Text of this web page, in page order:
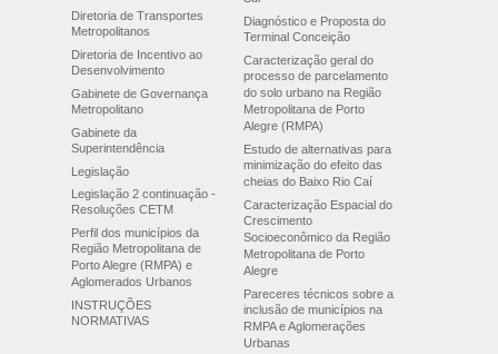
Diretoria de Transportes
Metropolitanos
Diretoria de Incentivo ao
Desenvolvimento
Gabinete de Governança
Metropolitano
Gabinete da
Superintendência
Legislação
Legislação 2 continuação -
Resoluções CETM
Perfil dos municípios da
Região Metropolitana de
Porto Alegre (RMPA) e
Aglomerados Urbanos
INSTRUÇÕES
NORMATIVAS
Diagnóstico e Proposta do
Terminal Conceição
Caracterização geral do
processo de parcelamento
do solo urbano na Região
Metropolitana de Porto
Alegre (RMPA)
Estudo de alternativas para
minimização do efeito das
cheias do Baixo Rio Caí
Caracterização Espacial do
Crescimento
Socioeconômico da Região
Metropolitana de Porto
Alegre
Pareceres técnicos sobre a
inclusão de municípios na
RMPA e Aglomerações
Urbanas